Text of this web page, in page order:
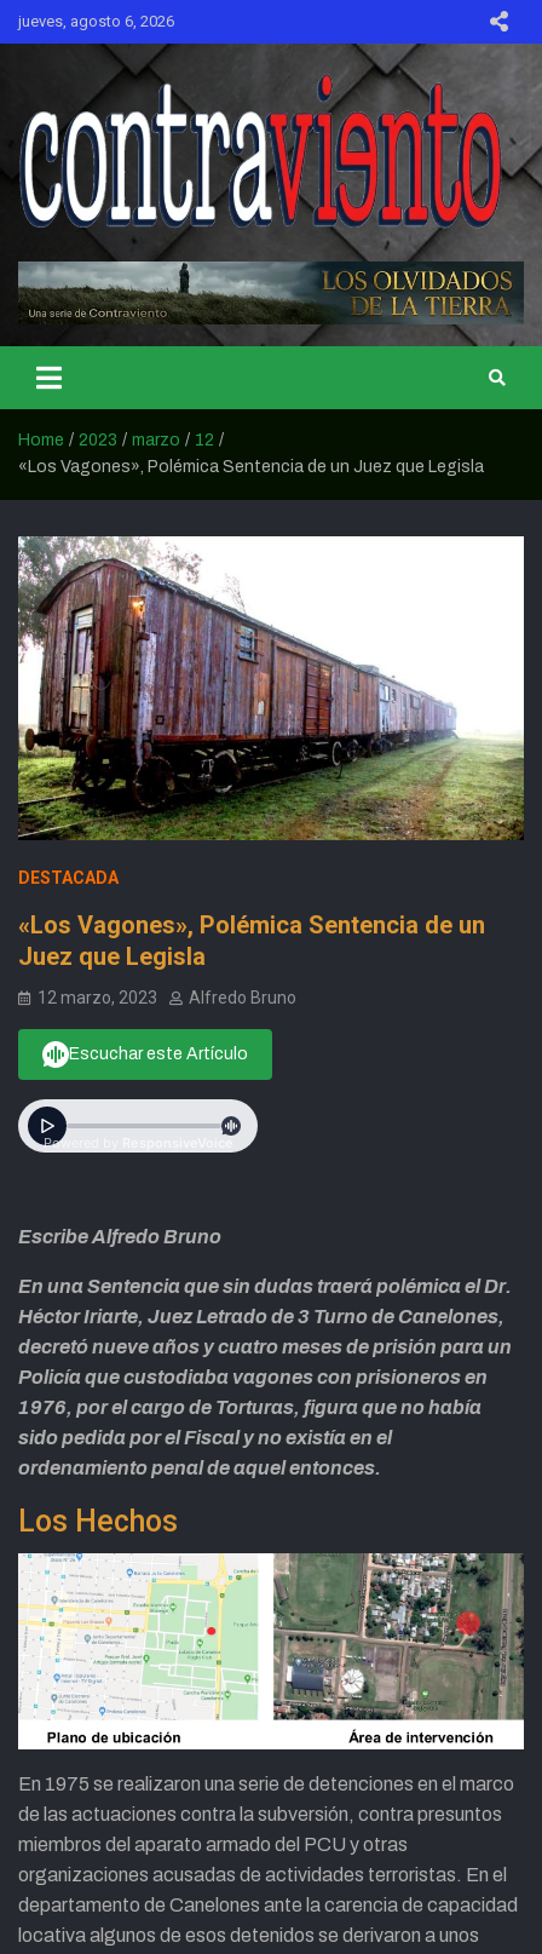
Skip
jueves, agosto 6, 2026
CONTRAVIENTO
Home 2023 marzo
12
«Los Vagones», Polémica Sentencia de un Juez que Legisla
DESTACADA
«Los Vagones», Polémica Sentencia de un
Juez que Legisla
12 marzo, 2023 Alfredo Bruno
Escuchar este Artículo
Escribe Alfredo Bruno
En una Sentencia que sin dudas traerá polémica el Dr.
Héctor Iriarte, Juez Letrado de 3 Turno de Canelones,
decretó nueve años y cuatro meses de prisión para un
Policía que custodiaba vagones con prisioneros en
1976, por el cargo de Torturas, figura que no había
sido pedida por el Fiscal y no existía en el
ordenamiento penal de aquel entonces.
Los Hechos
En 1975 se realizaron una serie de detenciones en el marco
de las actuaciones contra la subversión, contra presuntos
miembros del aparato armado del PCU y otras
organizaciones acusadas de actividades terroristas. En el
departamento de Canelones ante la carencia de capacidad
locativa algunos de esos detenidos se derivaron a unos